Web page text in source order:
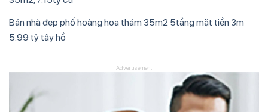
Bán nhà đẹp phố hoàng hoa thám 35m2 5tầng mặt tiền 3m
5.99 tỷ tây hồ
Advertisement